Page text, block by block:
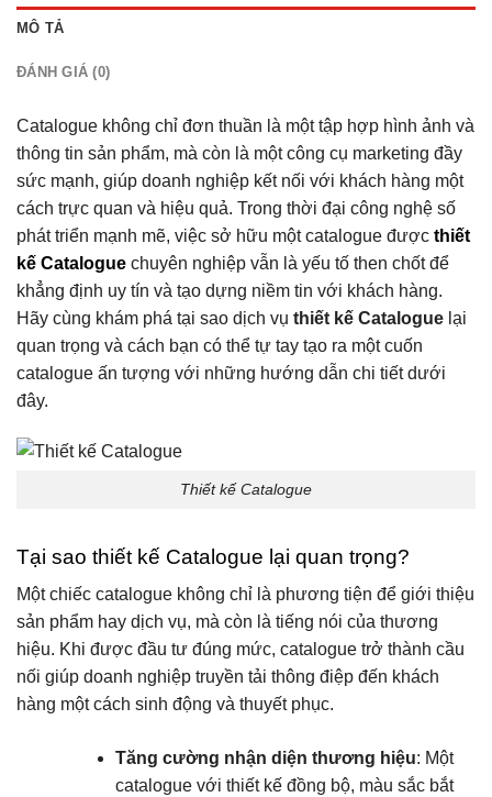
MÔ TẢ
ĐÁNH GIÁ (0)
Catalogue không chỉ đơn thuần là một tập hợp hình ảnh và
thông tin sản phẩm, mà còn là một công cụ marketing đầy
sức mạnh, giúp doanh nghiệp kết nối với khách hàng một
cách trực quan và hiệu quả. Trong thời đại công nghệ số
phát triển mạnh mẽ, việc sở hữu một catalogue được thiết
kế Catalogue chuyên nghiệp vẫn là yếu tố then chốt để
khẳng định uy tín và tạo dựng niềm tin với khách hàng.
Hãy cùng khám phá tại sao dịch vụ thiết kế Catalogue lại
quan trọng và cách bạn có thể tự tay tạo ra một cuốn
catalogue ấn tượng với những hướng dẫn chi tiết dưới
đây.
Thiết kế Catalogue
Tại sao thiết kế Catalogue lại quan trọng?
Một chiếc catalogue không chỉ là phương tiện để giới thiệu
sản phẩm hay dịch vụ, mà còn là tiếng nói của thương
hiệu. Khi được đầu tư đúng mức, catalogue trở thành cầu
nối giúp doanh nghiệp truyền tải thông điệp đến khách
hàng một cách sinh động và thuyết phục.
Tăng cường nhận diện thương hiệu: Một
catalogue với thiết kế đồng bộ, màu sắc bắt